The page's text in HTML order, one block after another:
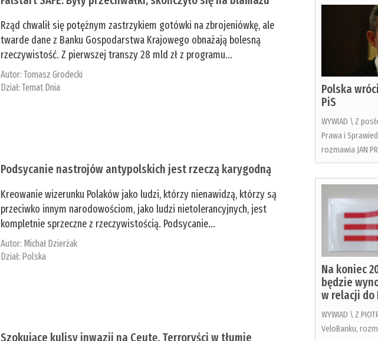
Rząd chwalił się potężnym zastrzykiem gotówki na zbrojeniówkę, ale
twarde dane z Banku Gospodarstwa Krajowego obnażają bolesną
rzeczywistość. Z pierwszej transzy 28 mld zł z programu...
Autor:Tomasz Grodecki
Dział:Temat Dnia
Podsycanie nastrojów antypolskich jest rzeczą karygodną
Kreowanie wizerunku Polaków jako ludzi, którzy nienawidzą, którzy są
przeciwko innym narodowościom, jako ludzi nietolerancyjnych, jest
kompletnie sprzeczne z rzeczywistością. Podsycanie...
Autor: Michał Dzierżak
Dział: Polska
Szokujące kulisy inwazji na Ceutę. Terroryści w tłumie
Polska
PiS
WYWIAD \ Z
Prawa i
rozmawia JAN
Na koniec
będzie
w relacji do
WYWIAD \ Z
VeloBanku,